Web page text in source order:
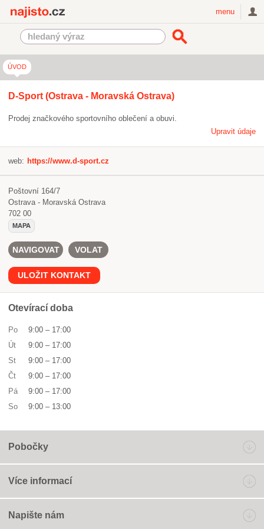
menu
ÚVOD
D-Sport (Ostrava - Moravská Ostrava)
Prodej značkového sportovního oblečení a obuvi.
Upravit údaje
web: https://www.d-sport.cz
Poštovní 164/7
Ostrava - Moravská Ostrava
702 00
MAPA
NAVIGOVAT VOLAT
ULOŽIT KONTAKT
Otevírací doba
Po 9:00 – 17:00
Út
9:00 – 17:00
St
9:00 – 17:00
Čt
9:00 – 17:00
Pá
9:00 – 17:00
So
9:00 – 13:00
Pobočky
Více informací
Napište nám